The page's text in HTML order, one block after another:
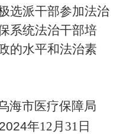
选派干部参加法治
系统法治干部培
的水平和法治素
海市医疗保障局
2024年12月 31 日